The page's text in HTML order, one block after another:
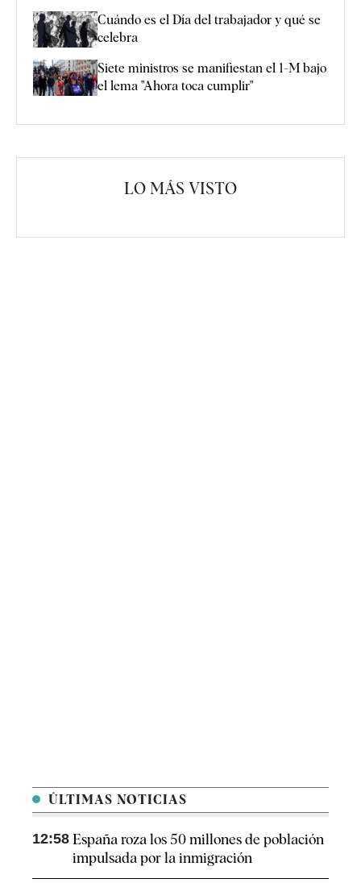
Cuándo es el Día del trabajador y qué se
celebra
Siete ministros se manifiestan el 1-M bajo
el lema "Ahora toca cumplir"
LO MÁS VISTO
ÚLTIMAS NOTICIAS
12:58 España roza los 50 millones de población
impulsada por la inmigración